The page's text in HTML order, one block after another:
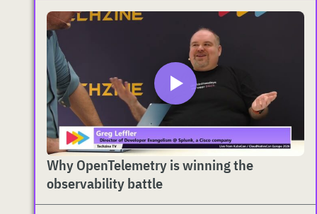
Why OpenTelemetry is winning the
observability battle